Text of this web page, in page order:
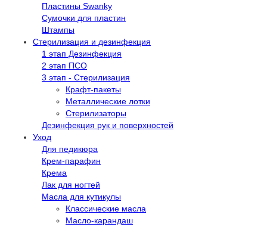
Пластины Swanky
Сумочки для пластин
Штампы
Стерилизация и дезинфекция
1 этап Дезинфекция
2 этап ПСО
3 этап - Стерилизация
Крафт-пакеты
Металлические лотки
Стерилизаторы
Дезинфекция рук и поверхностей
Уход
Для педикюра
Крем-парафин
Крема
Лак для ногтей
Масла для кутикулы
Классические масла
Масло-карандаш